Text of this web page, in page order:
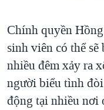
VĂN HOÁ
THỂ THAO
GIÁO DỤC
GROUND ZERO –
CHI PHÍ CHIẾN
CÁC GIÁ TRỊ CỘNG
THƯỢNG ĐỈNH
Ngôn ngữ khác
Chính quyền
sinh viên có thể sẽ
nhiều đêm xảy ra
người biểu tình
động tại nhiều nơi